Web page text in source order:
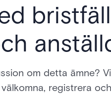
om detta ämne?
registrera